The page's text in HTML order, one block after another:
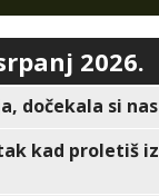
2026.
dočekala si nas
kad proletiš